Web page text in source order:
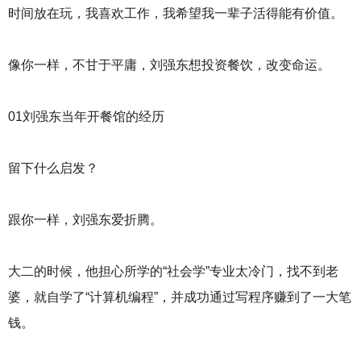
时间放在玩，我喜欢工作，我希望我一辈子活得能有价值。
像你一样，不甘于平庸，刘强东想投资餐饮，改变命运。
01刘强东当年开餐馆的经历
留下什么启发？
跟你一样，刘强东爱折腾。
大二的时候，他担心所学的“社会学”专业太冷门，找不到老
婆，就自学了“计算机编程”，并成功通过写程序赚到了一大笔
钱。